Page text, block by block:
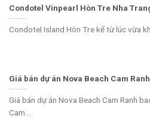
Condotel Vinpearl Hòn Tre Nha
Condotel Island Hòn Tre kể từ lúc vừa
Giá bán dự án Nova Beach Cam
Giá bán dự án Nova Beach Cam Ranh
Cam...